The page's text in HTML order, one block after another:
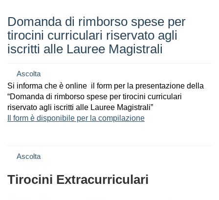
Domanda di rimborso spese per
tirocini curriculari riservato agli
iscritti alle Lauree Magistrali
Ascolta
Si informa che è online il form per la presentazione della
“Domanda di rimborso spese per tirocini curriculari
riservato agli iscritti alle Lauree Magistrali”
Il form è disponibile per la compilazione
Ascolta
Tirocini Extracurriculari